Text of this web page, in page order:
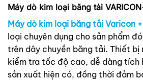
Máy dò kim loại băng tải
Máy dò kim loại băng tải Varicon +
loại chuyên dụng cho sản phẩm
trên dây chuyền băng tải. Thiết bị
kiểm tra tốc độ cao, dễ dàng tích
sản xuất hiện có, đồng thời đảm